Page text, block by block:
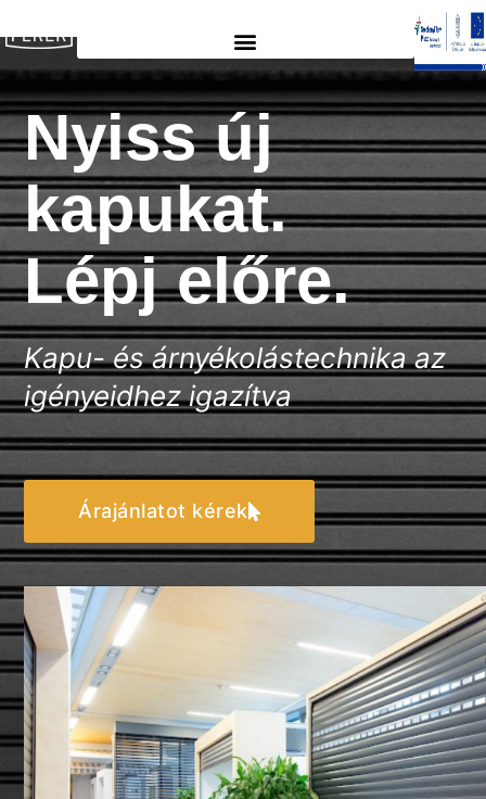
Nyiss új
kapukat.
Lépj előre.
Kapu- és árnyékolástechnika az
igényeidhez igazítva
Árajánlatot kérek